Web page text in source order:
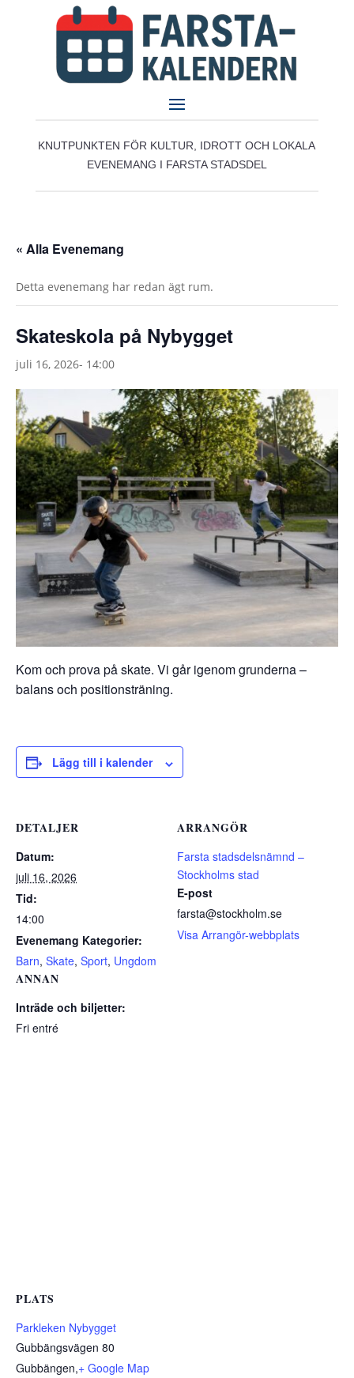
KNUTPUNKTEN FÖR KULTUR, IDROTT OCH LOKALA
EVENEMANG I FARSTA STADSDEL
« Alla Evenemang
Detta evenemang har redan ägt rum.
Skateskola på Nybygget
juli 16, 2026- 14:00
Kom och prova på skate. Vi går igenom grunderna –
balans och positionsträning.
Lägg till i kalender
DETALJER
Datum:
juli 16, 2026
Tid:
14:00
Evenemang Kategorier:
Barn, Skate, Sport, Ungdom
ARRANGÖR
Farsta stadsdelsnämnd –
Stockholms stad
E-post
farsta@stockholm.se
Visa Arrangör-webbplats
ANNAN
Inträde och biljetter:
Fri entré
PLATS
Parkleken Nybygget
Gubbängsvägen 80
Gubbängen,+ Google Map